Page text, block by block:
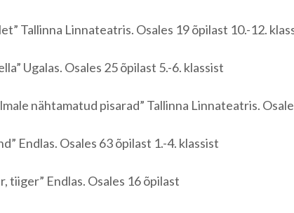
Tallinna Linnateatris. Osales 19 õpilast 10.-12.
Ugalas. Osales 25 õpilast 5.-6. klassist
nähtamatud pisarad” Tallinna Linnateatris.
Endlas. Osales 63 õpilast 1.-4. klassist
tiiger” Endlas. Osales 16 õpilast